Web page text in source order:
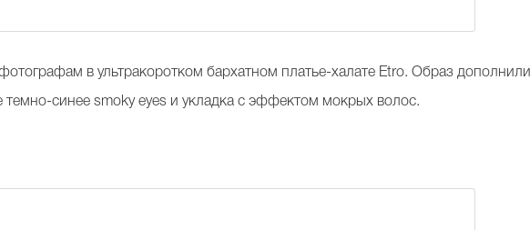
в ультракоротком бархатном платье-халате Etro. Образ
темно-синее smoky eyes и укладка с эффектом мокрых волос.